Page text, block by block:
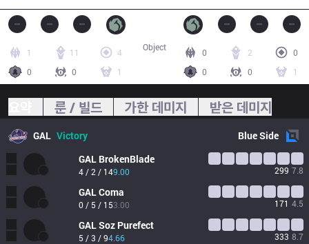
1 11
4
0
0 1
0 2
0
0
0 1
Object
룬 / 빌드 가한 데미지 받은 데미지
GAL Victory BlueSide
GAL BrokenBlade
4 / 2 / 149.00 299 7.8
GALComa
0 / 5 / 153.00 171 4.5
GALSoz Purefect
5 / 3 / 94.66 333 8.7